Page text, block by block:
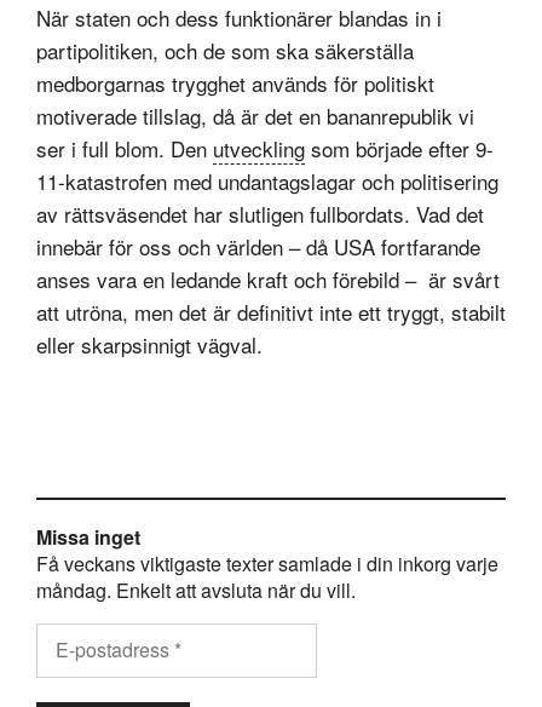
När staten och dess funktionärer blandas in i
partipolitiken, och de som ska säkerställa
medborgarnas trygghet används för politiskt
motiverade tillslag, då är det en bananrepublik vi
ser i full blom. Den utveckling som började efter 9-
11-katastrofen med undantagslagar och politisering
av rättsväsendet har slutligen fullbordats. Vad det
innebär för oss och världen – då USA fortfarande
anses vara en ledande kraft och förebild – är svårt
att utröna, men det är definitivt inte ett tryggt, stabilt
eller skarpsinnigt vägval.
Missa inget
Få veckans viktigaste texter samlade i din inkorg varje
måndag. Enkelt att avsluta när du vill.